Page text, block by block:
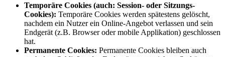
Temporäre Cookies (auch: Session- oder Sitzungs-
Cookies): Temporäre Cookies werden spätestens gelöscht,
nachdem ein Nutzer ein Online-Angebot verlassen und sein
Endgerät (z.B. Browser oder mobile Applikation) geschlossen
hat.
Permanente Cookies: Permanente Cookies bleiben auch